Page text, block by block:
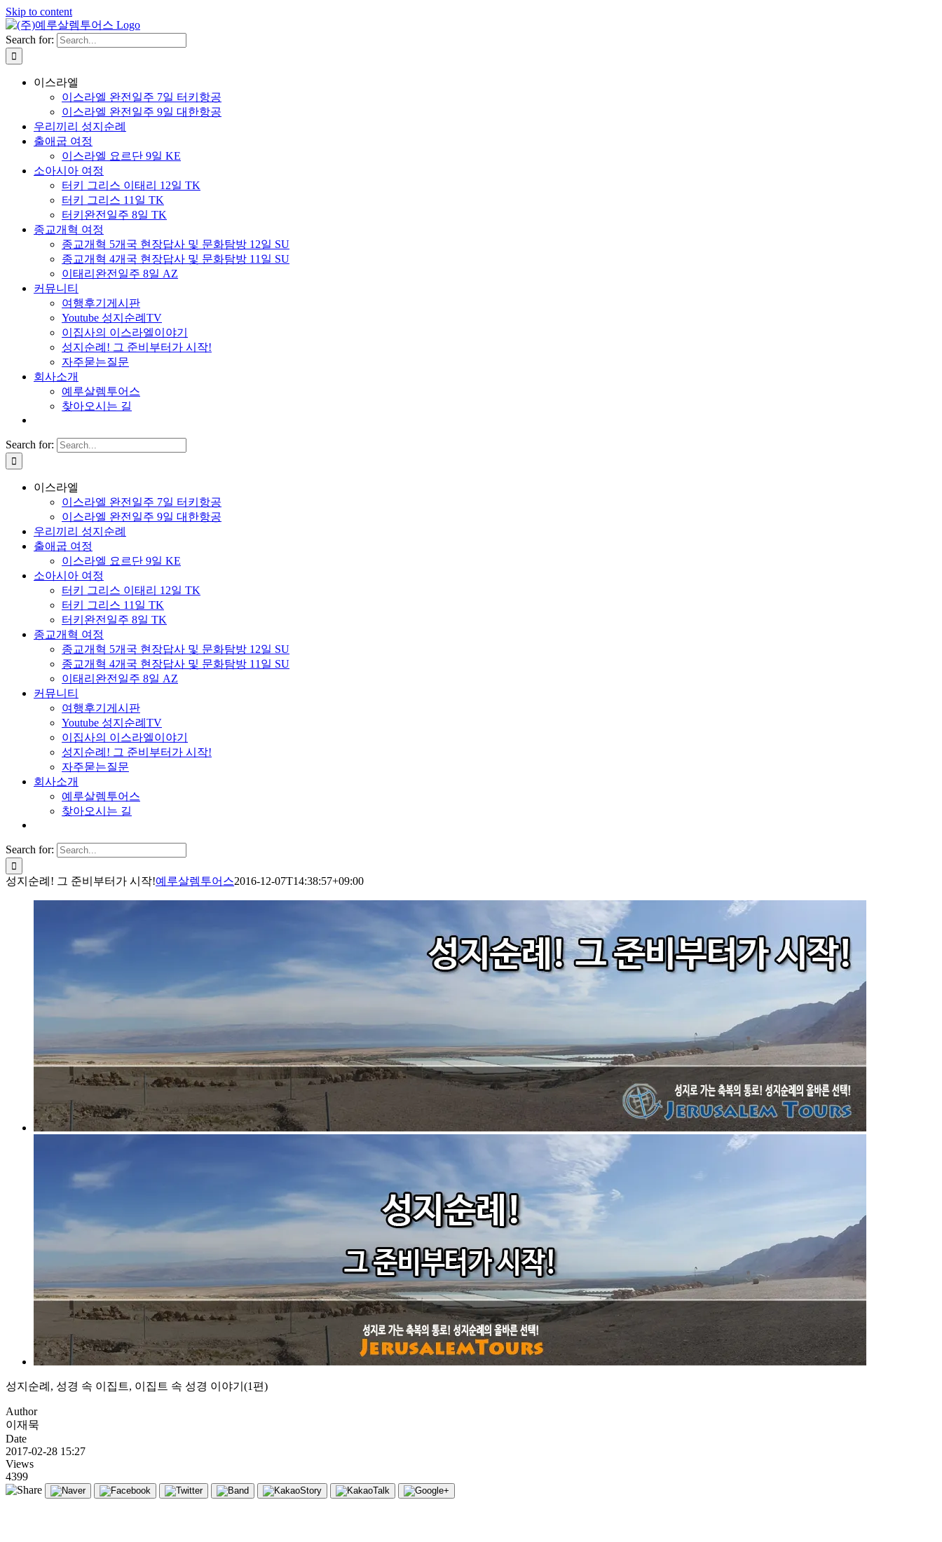
Skip to content
Search for:
이스라엘
이스라엘 완전일주 7일 터키항공
이스라엘 완전일주 9일 대한항공
우리끼리 성지순례
출애굽 여정
이스라엘 요르단 9일 KE
소아시아 여정
터키 그리스 이태리 12일 TK
터키 그리스 11일 TK
터키완전일주 8일 TK
종교개혁 여정
종교개혁 5개국 현장답사 및 문화탐방 12일 SU
종교개혁 4개국 현장답사 및 문화탐방 11일 SU
이태리완전일주 8일 AZ
커뮤니티
여행후기게시판
Youtube 성지순례TV
이집사의 이스라엘이야기
성지순례! 그 준비부터가 시작!
자주묻는질문
회사소개
예루살렘투어스
찾아오시는 길
Search for:
이스라엘
이스라엘 완전일주 7일 터키항공
이스라엘 완전일주 9일 대한항공
우리끼리 성지순례
출애굽 여정
이스라엘 요르단 9일 KE
소아시아 여정
터키 그리스 이태리 12일 TK
터키 그리스 11일 TK
터키완전일주 8일 TK
종교개혁 여정
종교개혁 5개국 현장답사 및 문화탐방 12일 SU
종교개혁 4개국 현장답사 및 문화탐방 11일 SU
이태리완전일주 8일 AZ
커뮤니티
여행후기게시판
Youtube 성지순례TV
이집사의 이스라엘이야기
성지순례! 그 준비부터가 시작!
자주묻는질문
회사소개
예루살렘투어스
찾아오시는 길
Search for:
성지순례! 그 준비부터가 시작!예루살렘투어스2016-12-07T14:38:57+09:00
성지순례, 성경 속 이집트, 이집트 속 성경 이야기(1편)
Author
이재묵
Date
2017-02-28 15:27
Views
4399